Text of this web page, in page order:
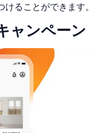
ることができます。
ャンペーン